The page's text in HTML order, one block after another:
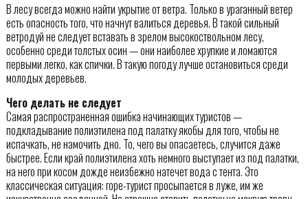
В лесу всегда можно найти укрытие от ветра. Только в ураганный ветер
есть опасность того, что начнут валиться деревья. В такой сильный
ветродуй не следует вставать в зрелом высокоствольном лесу,
особенно среди толстых осин — они наиболее хрупкие и ломаются
первыми легко, как спички. В такую погоду лучше остановиться среди
молодых деревьев.
Чего делать не следует
Самая распространенная ошибка начинающих туристов —
подкладывание полиэтилена под палатку якобы для того, чтобы не
испачкать, не намочить дно. То, чего вы опасаетесь, случится даже
быстрее. Если край полиэтилена хоть немного выступает из под палатки,
на него при косом дожде неизбежно натечет вода с тента. Это
классическая ситуация: горе-турист просыпается в луже, им же